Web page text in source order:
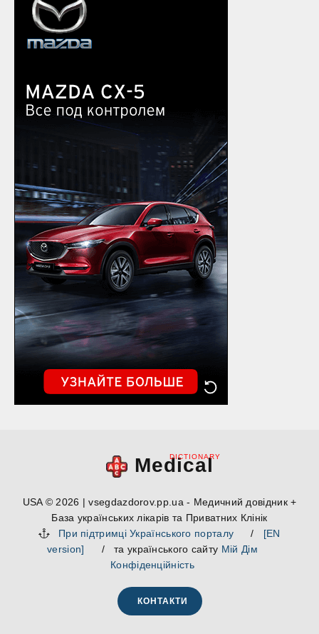
Medical
DICTIONARY
USA © 2026 | vsegdazdorov.pp.ua - Медичний довідник +
База українських лікарів та Приватних Клінік
При підтримці Українського порталу
/ [EN
version]
/ та українського сайту Мій Дім
Конфіденційність
КОНТАКТИ